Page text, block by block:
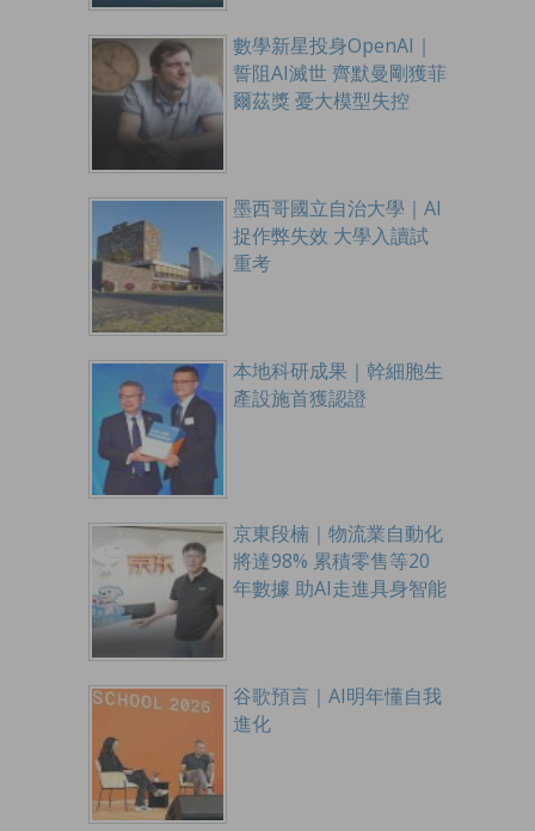
數學新星投身OpenAI｜
誓阻AI滅世 齊默曼剛獲菲
爾茲獎 憂大模型失控
墨西哥國立自治大學｜AI
捉作弊失效 大學入讀試
重考
本地科研成果｜幹細胞生
產設施首獲認證
京東段楠｜物流業自動化
將達98% 累積零售等20
年數據 助AI走進具身智能
谷歌預言｜AI明年懂自我
進化